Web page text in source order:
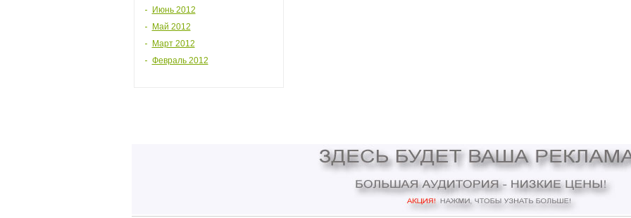
Июнь 2012
Май 2012
Март 2012
Февраль 2012